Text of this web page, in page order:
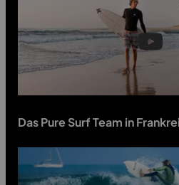
Das Pure Surf Team in